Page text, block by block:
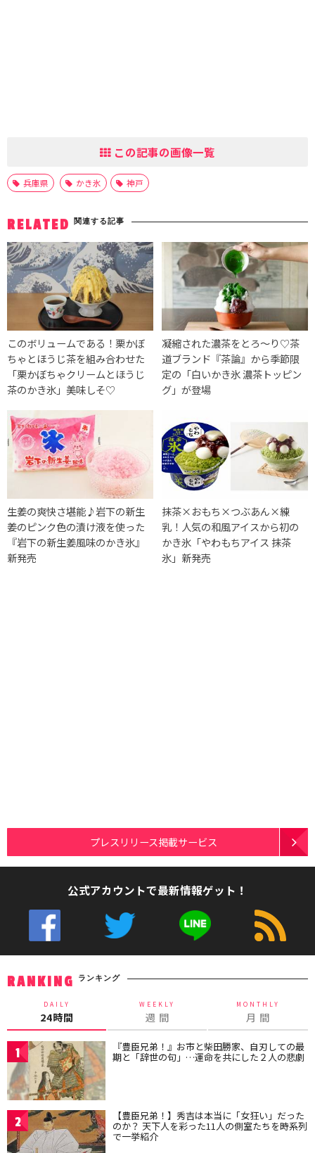
この記事の画像一覧
兵庫県 かき氷 神戸
RELATED 関連する記事
このボリュームである！栗かぼ
ちゃとほうじ茶を組み合わせた
「栗かぼちゃクリームとほうじ
茶のかき氷」美味しそ♡
凝縮された濃茶をとろ〜り♡茶
道ブランド『茶論』から季節限
定の「白いかき氷 濃茶トッピン
グ」が登場
生姜の爽快さ堪能♪岩下の新生
姜のピンク色の漬け液を使った
『岩下の新生姜風味のかき氷』
新発売
抹茶×おもち×つぶあん×練
乳！人気の和風アイスから初の
かき氷「やわもちアイス 抹茶
氷」新発売
プレスリリース掲載サービス
公式アカウントで最新情報ゲット！
RANKING ランキング
DAILY
24時間
WEEKLY
週 間
MONTHLY
月 間
1 『豊臣兄弟！』お市と柴田勝家、自刃しての最
期と「辞世の句」…運命を共にした２人の悲劇
2 【豊臣兄弟！】秀吉は本当に「女狂い」だった
のか？ 天下人を彩った11人の側室たちを時系列
で一挙紹介